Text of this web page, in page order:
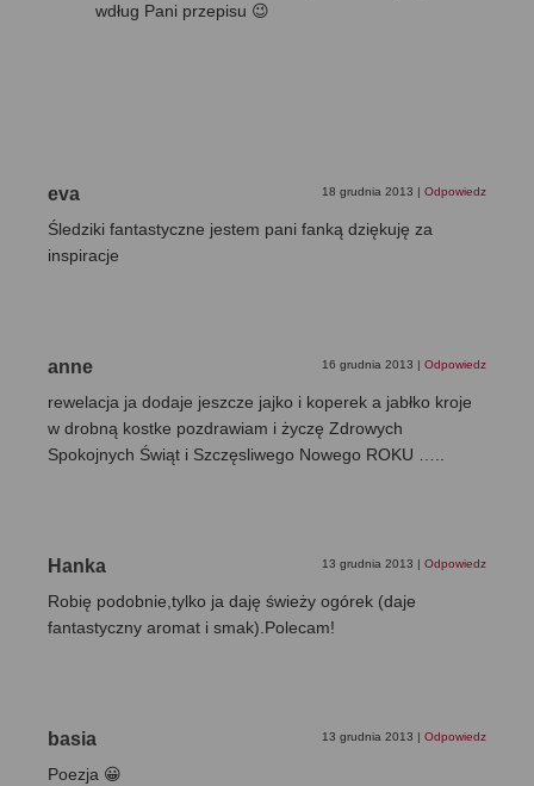
wdług Pani przepisu 😉
eva 18 grudnia 2013 | Odpowiedz
Śledziki fantastyczne jestem pani fanką dziękuję za
inspiracje
anne 16 grudnia 2013 | Odpowiedz
rewelacja ja dodaje jeszcze jajko i koperek a jabłko kroje
w drobną kostke pozdrawiam i życzę Zdrowych
Spokojnych Świąt i Szczęsliwego Nowego ROKU …..
Hanka 13 grudnia 2013 | Odpowiedz
Robię podobnie,tylko ja daję świeży ogórek (daje
fantastyczny aromat i smak).Polecam!
basia 13 grudnia 2013 | Odpowiedz
Poezja 😀